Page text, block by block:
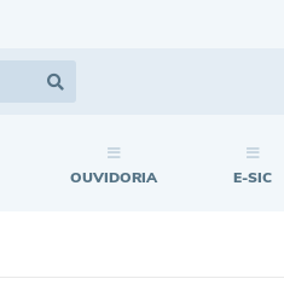
OUVIDORIA E-SIC